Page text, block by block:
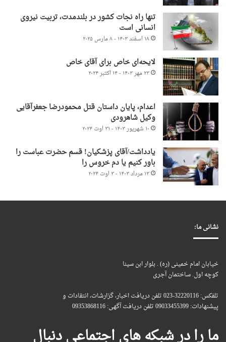
تنها راه نجات کشور در بلندمدت، تربیت نیروی
انسانی است
۱۸ اسفند ۱۴۰۳ - ۸ مارس ۲۰۲۵
لایحه‌ای خاص برای آقای خاص
۲۳ مهر ۱۴۰۳ - ۱۴ اکتبر ۲۰۲۴
اعدام، پایان داستان قتل محمودرضا جعفرآقایی
وکیل شاهرودی
۱۰ شهریور ۱۴۰۳ - ۳۱ اوت ۲۰۲۴
یادداشت/آقای پزشکیان! قسم حضرت عباست را
باور کنیم یا دم خروس را
۱۳ مرداد ۱۴۰۳ - ۳ اوت ۲۰۲۴
نشانی ما:
خیابان امام خمینی (ره) . بلوار ابن سینا
کوچه اول. ساختمان آجری
تلفکس: 32220116-023 تلفن دریافت اخبار، گزارشات، انتقادات و
پیشنهادات: 09033455399 تلفن دریافت آگهی: 09353868116
ما را در شبکه های اجتماعی دنبال